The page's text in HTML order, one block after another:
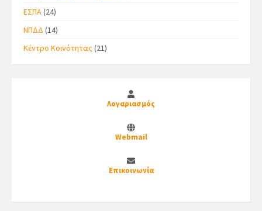
ΕΣΠΑ (24)
ΝΠΔΔ (14)
Κέντρο Κοινότητας(21)
Λογαριασμός
Webmail
Επικοινωνία